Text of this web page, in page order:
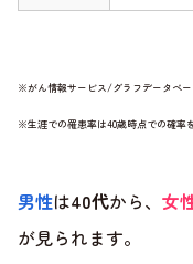
※がん情報サービス/グラフデータベ
※生涯での罹患率は40歳時点での確率
男性は40代から、 女
が見られます。